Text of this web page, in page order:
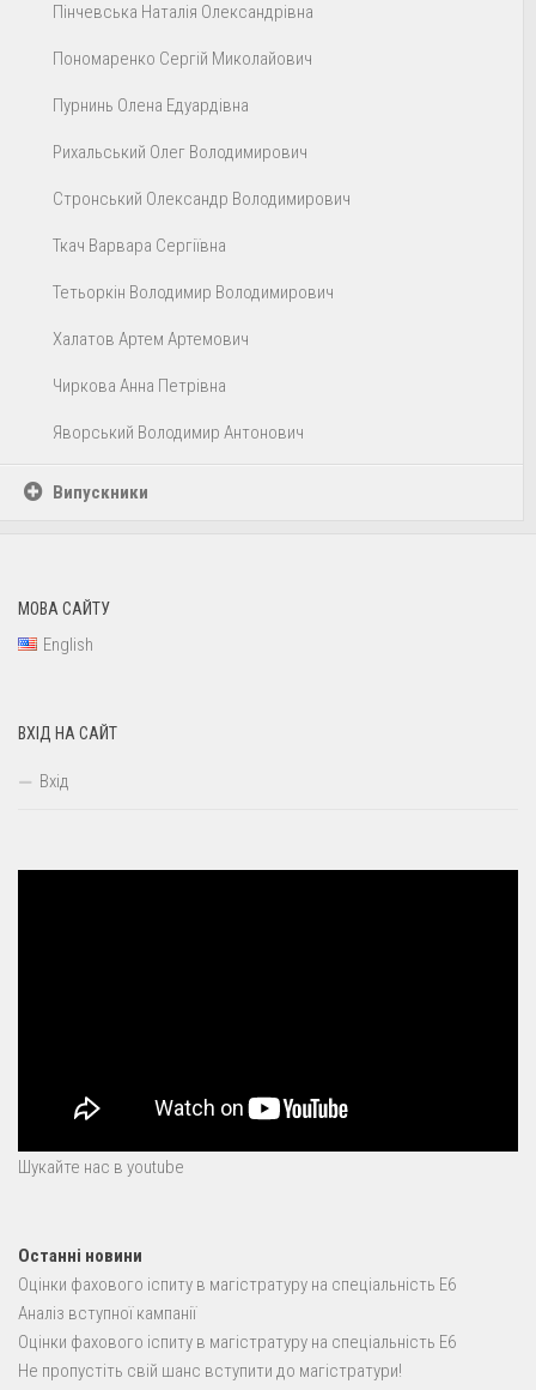
Пінчевська Наталія Олександрівна
Пономаренко Сергій Миколайович
Пурнинь Олена Едуардівна
Рихальський Олег Володимирович
Стронський Олександр Володимирович
Ткач Варвара Сергіївна
Тетьоркін Володимир Володимирович
Халатов Артем Артемович
Чиркова Анна Петрівна
Яворський Володимир Антонович
Випускники
МОВА САЙТУ
English
ВХІД НА САЙТ
Вхід
Шукайте нас в youtube
Останні новини
Оцінки фахового іспиту в магістратуру на спеціальність E6
Аналіз вступної кампанії
Оцінки фахового іспиту в магістратуру на спеціальність E6
Не пропустіть свій шанс вступити до магістратури!